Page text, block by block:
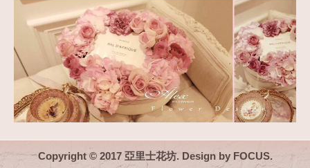
Copyright © 2017 亞里士花坊. Design by FOCUS.